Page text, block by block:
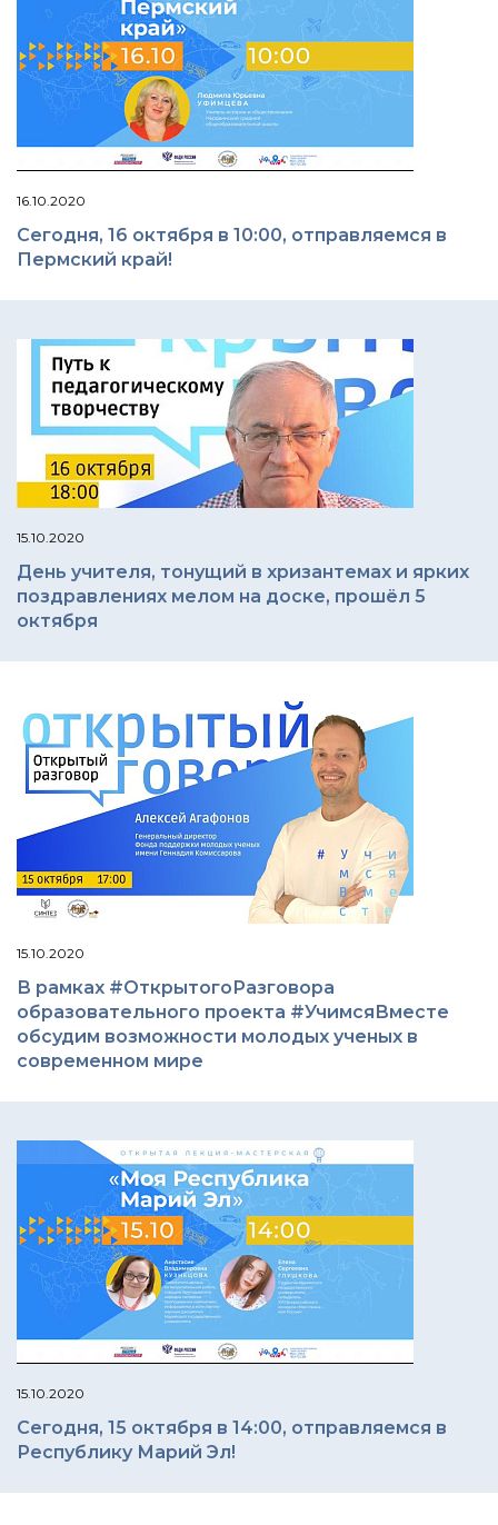
16.10.2020
Сегодня, 16 октября в 10:00, отправляемся в
Пермский край!
15.10.2020
День учителя, тонущий в хризантемах и ярких
поздравлениях мелом на доске, прошёл 5
октября
15.10.2020
В рамках #ОткрытогоРазговора
образовательного проекта #УчимсяВместе
обсудим возможности молодых ученых в
современном мире
15.10.2020
Сегодня, 15 октября в 14:00, отправляемся в
Республику Марий Эл!